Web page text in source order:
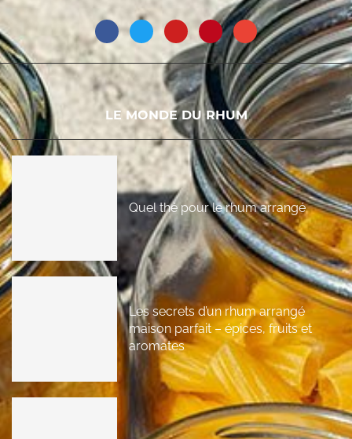
LE MONDE DU RHUM
Quel thé pour le rhum arrangé
Les secrets d’un rhum arrangé
maison parfait – épices, fruits et
aromates